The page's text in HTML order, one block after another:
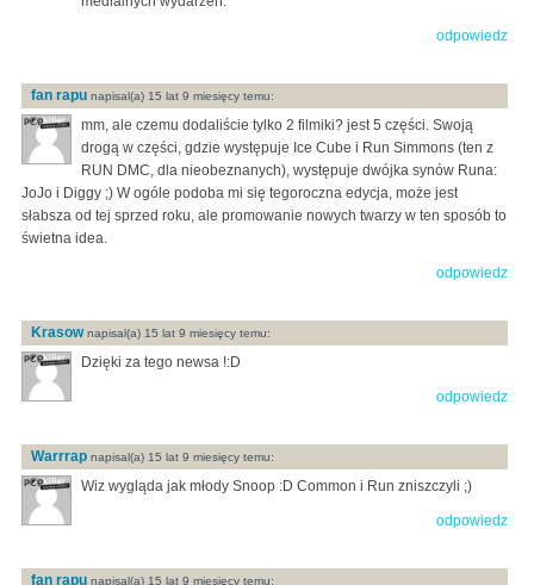
odpowiedz
fan rapu napisal(a) 15 lat 9 miesięcy temu:
mm, ale czemu dodaliście tylko 2 filmiki? jest 5 części. Swoją
drogą w części, gdzie występuje Ice Cube i Run Simmons (ten z
RUN DMC, dla nieobeznanych), występuje dwójka synów Runa:
JoJo i Diggy ;) W ogóle podoba mi się tegoroczna edycja, może jest
słabsza od tej sprzed roku, ale promowanie nowych twarzy w ten sposób to
świetna idea.
odpowiedz
Krasownapisal(a) 15 lat 9 miesięcy temu:
Dzięki za tego newsa !:D
odpowiedz
Warrrap napisal(a) 15 lat 9 miesięcy temu:
Wiz wygląda jak młody Snoop :D Common i Run zniszczyli ;)
odpowiedz
fan rapu napisal(a) 15 lat 9 miesięcy temu: